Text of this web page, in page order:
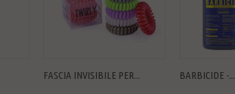
FASCIA INVISIBILE PER... BARBICIDE -...